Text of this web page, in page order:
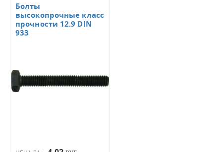
Болты
высокопрочные класс
прочности 12.9 DIN
933